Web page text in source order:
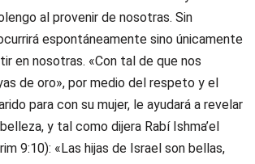
al provenir de nosotras. Sin
espontáneamente sino únicamente
en nosotras. «Con tal de que nos
de oro», por medio del respeto y el
para con su mujer, le ayudará a revelar
y tal como dijera Rabí Ishma’el
9:10): «Las hijas de Israel son bellas,